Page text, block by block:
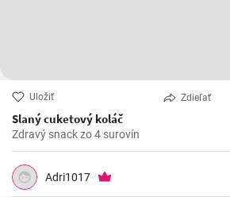
Uložiť Zdieľať
Slaný cuketový koláč
Zdravý snack zo 4 surovín
Adri1017